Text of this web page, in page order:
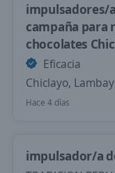
impulsadores/
campaña para
chocolates
Eficacia
Chiclayo,
Hace 4 días
impulsador/a